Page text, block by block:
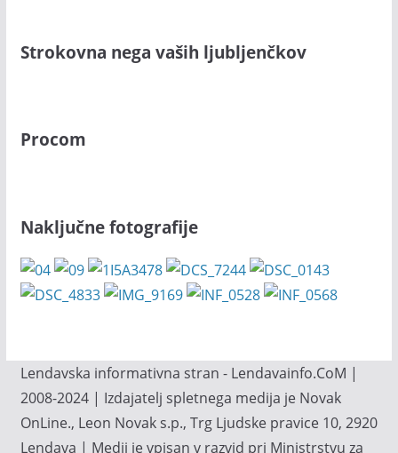
Strokovna nega vaših ljubljenčkov
Procom
Naključne fotografije
Lendavska informativna stran - Lendavainfo.CoM |
2008-2024 | Izdajatelj spletnega medija je Novak
OnLine., Leon Novak s.p., Trg Ljudske pravice 10, 2920
Lendava | Medij je vpisan v razvid pri Ministrstvu za